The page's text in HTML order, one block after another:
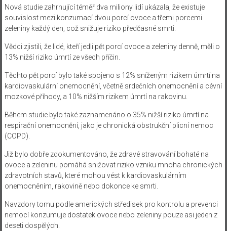
Nová studie zahrnující téměř dva miliony lidí ukázala, že existuje
souvislost mezi konzumací dvou porcí ovoce a třemi porcemi
zeleniny každý den, což snižuje riziko předčasné smrti.
Vědci zjistili, že lidé, kteří jedli pět porcí ovoce a zeleniny denně, měli o
13% nižší riziko úmrtí ze všech příčin.
Těchto pět porcí bylo také spojeno s 12% sníženým rizikem úmrtí na
kardiovaskulární onemocnění, včetně srdečních onemocnění a cévní
mozkové příhody, a 10% nižším rizikem úmrtí na rakovinu.
Během studie bylo také zaznamenáno o 35% nižší riziko úmrtí na
respirační onemocnění, jako je chronická obstrukční plicní nemoc
(COPD).
Již bylo dobře zdokumentováno, že zdravé stravování bohaté na
ovoce a zeleninu pomáhá snižovat riziko vzniku mnoha chronických
zdravotních stavů, které mohou vést k kardiovaskulárním
onemocněním, rakovině nebo dokonce ke smrti.
Navzdory tomu podle amerických středisek pro kontrolu a prevenci
nemocí konzumuje dostatek ovoce nebo zeleniny pouze asi jeden z
deseti dospělých.